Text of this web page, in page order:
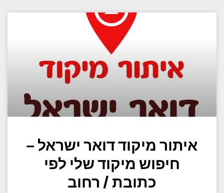
איתור מיקוד דואר ישראל –
חיפוש מיקוד שלי לפי
כתובת / רחוב